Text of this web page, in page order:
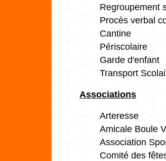
Regroupement
Procès verbal
Cantine
Périscolaire
Garde d'enfant
Transport
Associations
Arteresse
Amicale Boule
Association
Comité des